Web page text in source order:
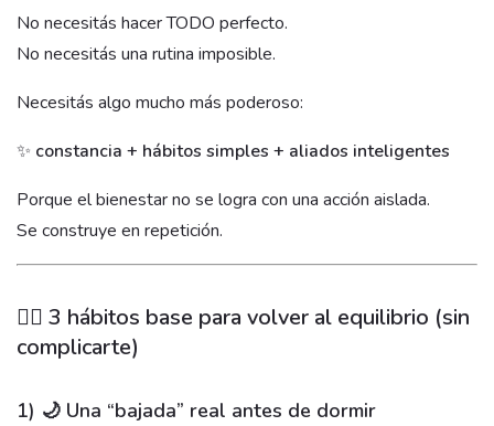
No necesitás hacer TODO perfecto.
No necesitás una rutina imposible.
Necesitás algo mucho más poderoso:
✨ constancia + hábitos simples + aliados inteligentes
Porque el bienestar no se logra con una acción aislada.
Se construye en repetición.
🧘‍♀️ 3 hábitos base para volver al equilibrio (sin
complicarte)
1) 🌙 Una “bajada” real antes de dormir